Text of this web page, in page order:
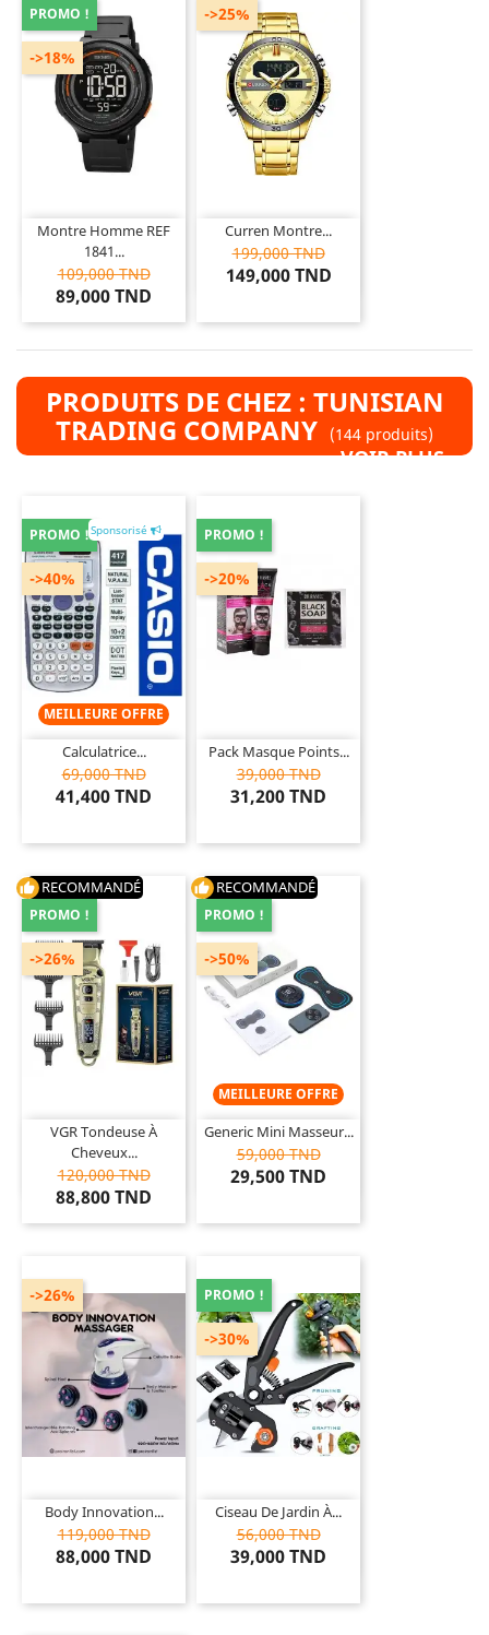
Montre Homme REF
1841...
109,000 TND
89,000 TND
->18%
PROMO !
Curren Montre...
199,000 TND
149,000 TND
->25%
PRODUITS DE CHEZ : TUNISIAN
TRADING COMPANY (144 produits)
VOIR PLUS »
Sponsorisé
MEILLEURE OFFRE
Calculatrice...
69,000 TND
41,400 TND
PROMO !
->40%
Pack Masque Points...
39,000 TND
31,200 TND
PROMO !
->20%
thumb_up RECOMMANDÉ
VGR Tondeuse À
Cheveux...
120,000 TND
88,800 TND
PROMO !
->26%
thumb_up RECOMMANDÉ
MEILLEURE OFFRE
Generic Mini Masseur...
59,000 TND
29,500 TND
PROMO !
->50%
Body Innovation...
119,000 TND
88,000 TND
->26%
Ciseau De Jardin À...
56,000 TND
39,000 TND
->30%
PROMO !